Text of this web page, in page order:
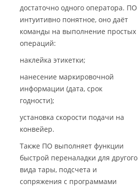
достаточно одного оператора. ПО
интуитивно понятное, оно даёт
команды на выполнение простых
операций:
наклейка этикетки;
нанесение маркировочной
информации (дата, срок
годности);
установка скорости подачи на
конвейер.
Также ПО выполняет функции
быстрой переналадки для другого
вида тары, подсчета и
сопряжения с программами